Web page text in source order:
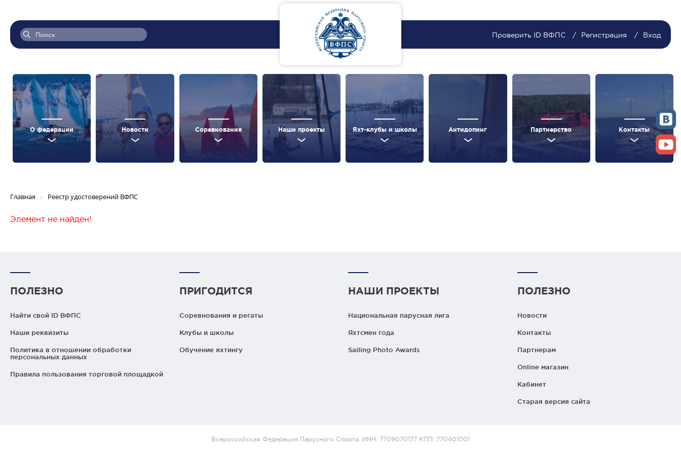
Проверить ID ВФПС Регистрация Вход
О федерации Новости Соревнования Наши проекты Яхт-клубы и школы Антидопинг Партнерство Контакты
Главная Реестр удостоверений ВФПС
Элемент не найден!
ПОЛЕЗНО
Найти свой ID ВФПС
Наши реквизиты
Политика в отношении обработки
персональных данных
Правила пользования торговой площадкой
ПРИГОДИТСЯ
Соревнования и регаты
Клубы и школы
Обучение яхтингу
НАШИ ПРОЕКТЫ
Национальная парусная лига
Яхтсмен года
Sailing Photo Awards
ПОЛЕЗНО
Новости
Контакты
Партнерам
Online магазин
Кабинет
Старая версия сайта
Всероссийская Федерация Парусного Спорта. ИНН: 7709070177 КПП: 770401001